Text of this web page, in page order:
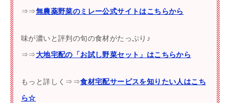
⇒⇒無農薬野菜のミレー公式サイトはこちらから
味が濃いと評判の旬の食材がたっぷり♪
⇒⇒大地宅配の「お試し野菜セット」はこちらから
もっと詳しく⇒⇒食材宅配サービスを知りたい人はこち
ら☆